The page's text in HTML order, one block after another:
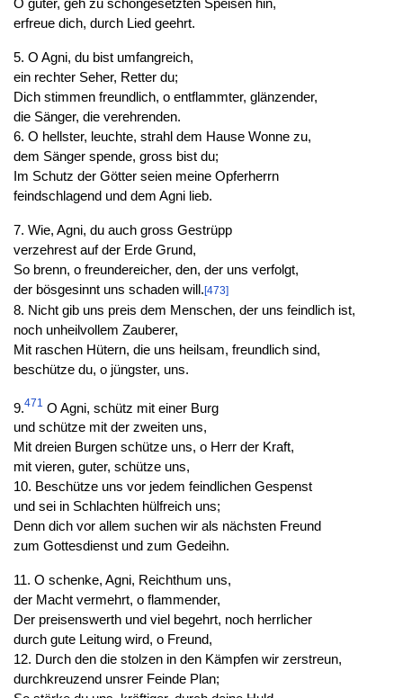
O guter, geh zu schöngesetzten Speisen hin,
erfreue dich, durch Lied geehrt.
5. O Agni, du bist umfangreich,
ein rechter Seher, Retter du;
Dich stimmen freundlich, o entflammter, glänzender,
die Sänger, die verehrenden.
6. O hellster, leuchte, strahl dem Hause Wonne zu,
dem Sänger spende, gross bist du;
Im Schutz der Götter seien meine Opferherrn
feindschlagend und dem Agni lieb.
7. Wie, Agni, du auch gross Gestrüpp
verzehrest auf der Erde Grund,
So brenn, o freundereicher, den, der uns verfolgt,
der bösgesinnt uns schaden will.[473]
8. Nicht gib uns preis dem Menschen, der uns feindlich ist,
noch unheilvollem Zauberer,
Mit raschen Hütern, die uns heilsam, freundlich sind,
beschütze du, o jüngster, uns.
9.471 O Agni, schütz mit einer Burg
und schütze mit der zweiten uns,
Mit dreien Burgen schütze uns, o Herr der Kraft,
mit vieren, guter, schütze uns,
10. Beschütze uns vor jedem feindlichen Gespenst
und sei in Schlachten hülfreich uns;
Denn dich vor allem suchen wir als nächsten Freund
zum Gottesdienst und zum Gedeihn.
11. O schenke, Agni, Reichthum uns,
der Macht vermehrt, o flammender,
Der preisenswerth und viel begehrt, noch herrlicher
durch gute Leitung wird, o Freund,
12. Durch den die stolzen in den Kämpfen wir zerstreun,
durchkreuzend unsrer Feinde Plan;